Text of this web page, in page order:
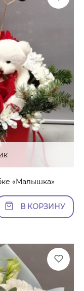
«Малышка»
В КОРЗИНУ